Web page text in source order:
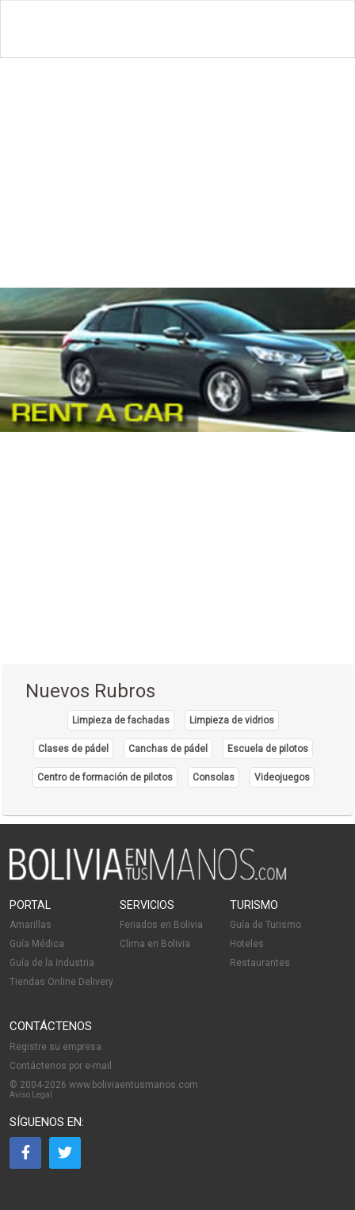
Nuevos Rubros
Limpieza de fachadas Limpieza de vidrios
Clases de pádel Canchas de pádel Escuela de pilotos
Centro de formación de pilotos Consolas Videojuegos
PORTAL
Amarillas
Guía Médica
Guía de la Industria
Tiendas Online Delivery
SERVICIOS
Feriados en Bolivia
Clima en Bolivia
TURISMO
Guía de Turismo
Hoteles
Restaurantes
CONTÁCTENOS
Registre su empresa
Contáctenos por e-mail
© 2004-2026 www.boliviaentusmanos.com
Aviso Legal
SÍGUENOS EN: